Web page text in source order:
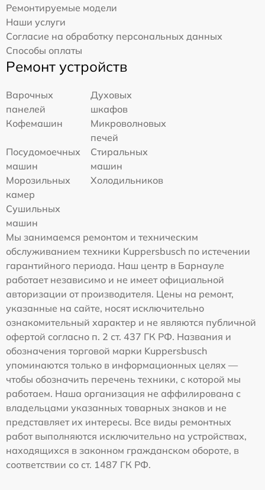
Ремонтируемые модели
Наши услуги
Согласие на обработку персональных данных
Способы оплаты
Ремонт устройств
Варочных
панелей
Духовых
шкафов
Кофемашин
Микроволновых
печей
Посудомоечных
машин
Стиральных
машин
Морозильных
камер
Холодильников
Сушильных
машин
Мы занимаемся ремонтом и техническим
обслуживанием техники Kuppersbusch по истечении
гарантийного периода. Наш центр в Барнауле
работает независимо и не имеет официальной
авторизации от производителя. Цены на ремонт,
указанные на сайте, носят исключительно
ознакомительный характер и не являются публичной
офертой согласно п. 2 ст. 437 ГК РФ. Названия и
обозначения торговой марки Kuppersbusch
упоминаются только в информационных целях —
чтобы обозначить перечень техники, с которой мы
работаем. Наша организация не аффилирована с
владельцами указанных товарных знаков и не
представляет их интересы. Все виды ремонтных
работ выполняются исключительно на устройствах,
находящихся в законном гражданском обороте, в
соответствии со ст. 1487 ГК РФ.